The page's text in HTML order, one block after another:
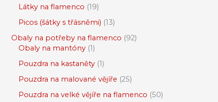
Látky na flamenco 19
Picos (šátky s třásněmi) 13
Obaly na potřeby na flamenco 92
Obaly na mantóny 1
Pouzdra na kastaněty 1
Pouzdra na malované vějíře 25
Pouzdra na velké vějíře na flamenco 50